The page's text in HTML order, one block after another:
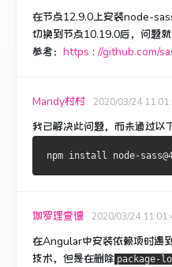
在节点12.9.0上安装node-
切换到节点10.19.0后，问题就
参考： https : //github.com/
Mandy村村 2020/03/24
我已解决此问题，而未通过以
伽罗理查德 2020/03/24
在Angular中安装依赖项时遇
技术，但是在删除 package-